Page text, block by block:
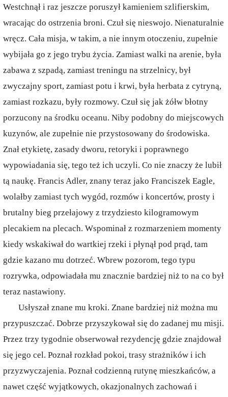
Westchnął i raz jeszcze poruszył kamieniem szlifierskim,
wracając do ostrzenia broni. Czuł się nieswojo. Nienaturalnie
wręcz. Cała misja, w takim, a nie innym otoczeniu, zupełnie
wybijała go z jego trybu życia. Zamiast walki na arenie, była
zabawa z szpadą, zamiast treningu na strzelnicy, był
zwyczajny sport, zamiast potu i krwi, była herbata z cytryną,
zamiast rozkazu, były rozmowy. Czuł się jak żółw błotny
porzucony na środku oceanu. Niby podobny do miejscowych
kuzynów, ale zupełnie nie przystosowany do środowiska.
Znał etykietę, zasady dworu, retoryki i poprawnego
wypowiadania się, tego też ich uczyli. Co nie znaczy że lubił
tą naukę. Francis Adler, znany teraz jako Franciszek Eagle,
wolałby zamiast tych wygód, rozmów i koncertów, prosty i
brutalny bieg przełajowy z trzydziesto kilogramowym
plecakiem na plecach. Wspominał z rozmarzeniem momenty
kiedy wskakiwał do wartkiej rzeki i płynął pod prąd, tam
gdzie kazano mu dotrzeć. Wbrew pozorom, tego typu
rozrywka, odpowiadała mu znacznie bardziej niż to na co był
teraz nastawiony.
Usłyszał znane mu kroki. Znane bardziej niż można mu
przypuszczać. Dobrze przyszykował się do zadanej mu misji.
Przez trzy tygodnie obserwował rezydencję gdzie znajdował
się jego cel. Poznał rozkład pokoi, trasy strażników i ich
przyzwyczajenia. Poznał codzienną rutynę mieszkańców, a
nawet część wyjątkowych, okazjonalnych zachowań i